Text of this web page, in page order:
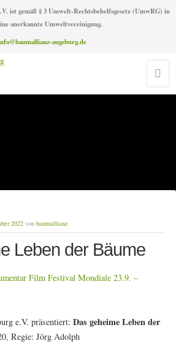
ist gemäß § 3 Umwelt-Rechtsbehelfsgesetz (UmwRG) in
anerkannte Umweltvereinigung.
augsburg.de
2022 von baumallianz
Leben der Bäume
Film Festival Mondiale 23.9. –
e.V. präsentiert: Das geheime Leben der
Regie: Jörg Adolph